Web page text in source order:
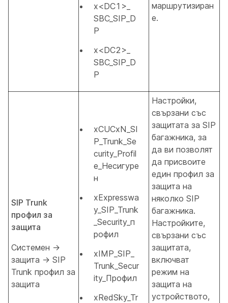
x<DC1>_
SBC_SIP_D
P
x<DC2>_
SBC_SIP_D
P
маршрутизиран
е.
SIP Trunk
профил за
защита
Системен →
защита → SIP
Trunk профил за
защита
xCUCxN_SI
P_Trunk_Se
curity_Profil
e_Несигуре
н
xExpresswa
y_SIP_Trunk
_Security_п
рофил
xIMP_SIP_
Trunk_Secur
ity_Профил
xRedSky_Tr
Настройки,
свързани със
защитата за SIP
багажника, за
да ви позволят
да присвоите
един профил за
защита на
няколко SIP
багажника.
Настройките,
свързани със
защитата,
включват
режим на
защита на
устройството,